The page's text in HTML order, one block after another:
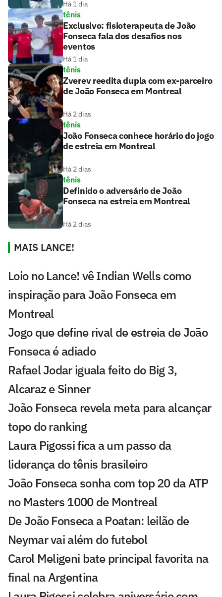
Há 1 dia
tênis
Exclusivo: fisioterapeuta de João
Fonseca fala dos desafios nos
eventos
Há 1 dia
tênis
Zverev reedita dupla com ex-parceiro
de João Fonseca em Montreal
Há 2 dias
tênis
João Fonseca conhece horário do jogo
de estreia em Montreal
Há 2 dias
tênis
Definido o adversário de João
Fonseca na estreia em Montreal
Há 2 dias
MAIS LANCE!
Loio no Lance! vê Indian Wells como
inspiração para João Fonseca em
Montreal
Jogo que define rival de estreia de João
Fonseca é adiado
Rafael Jodar iguala feito do Big 3,
Alcaraz e Sinner
João Fonseca revela meta para alcançar
topo do ranking
Laura Pigossi fica a um passo da
liderança do tênis brasileiro
João Fonseca sonha com top 20 da ATP
no Masters 1000 de Montreal
De João Fonseca a Poatan: leilão de
Neymar vai além do futebol
Carol Meligeni bate principal favorita na
final na Argentina